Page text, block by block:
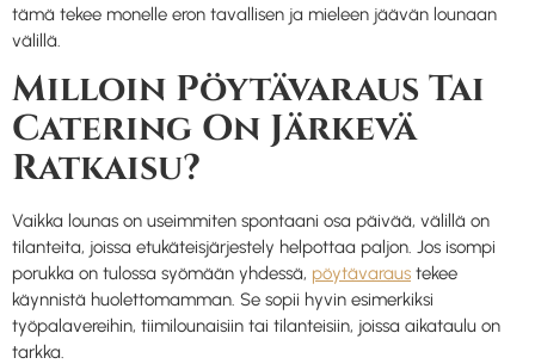
tämä tekee monelle eron tavallisen ja mieleen jäävän lounaan
välillä.
Milloin Pöytävaraus Tai
Catering On Järkevä
Ratkaisu?
Vaikka lounas on useimmiten spontaani osa päivää, välillä on
tilanteita, joissa etukäteisjärjestely helpottaa paljon. Jos isompi
porukka on tulossa syömään yhdessä, pöytävaraus tekee
käynnistä huolettomamman. Se sopii hyvin esimerkiksi
työpalavereihin, tiimilounaisiin tai tilanteisiin, joissa aikataulu on
tarkka.